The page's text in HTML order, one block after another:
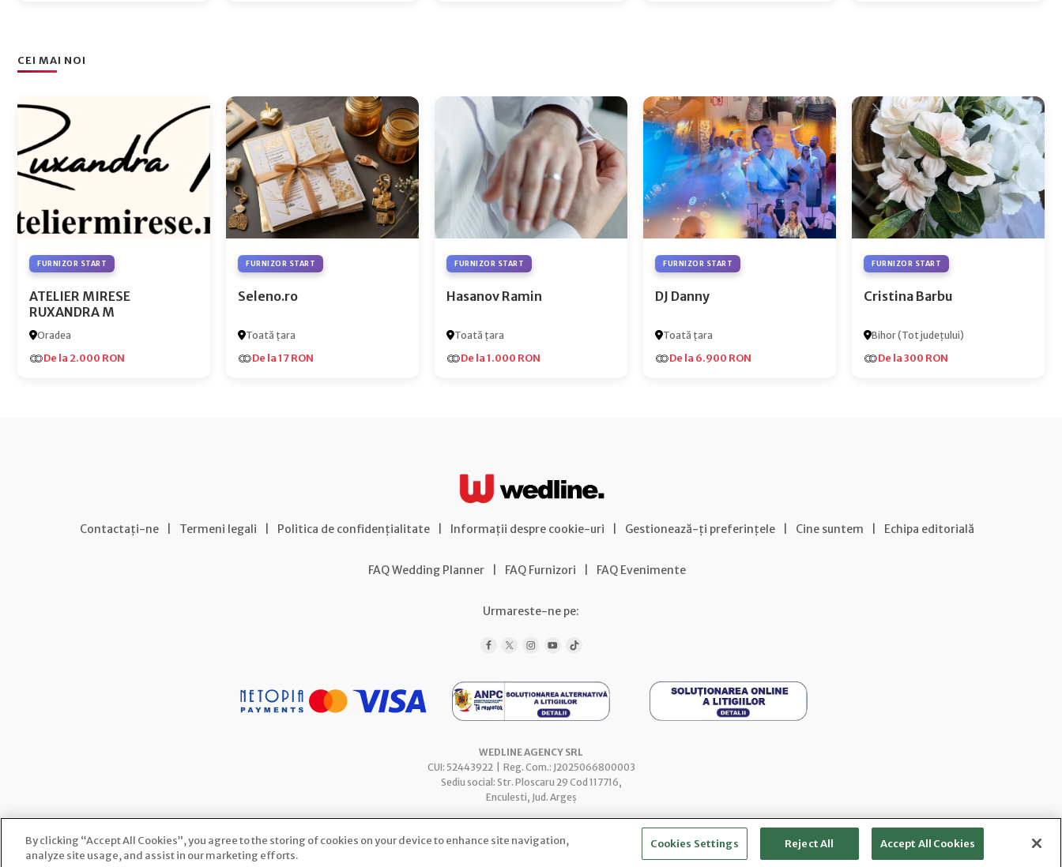
CEI MAI NOI
FURNIZOR START
ATELIER MIRESE
RUXANDRA M
Oradea
De la 2.000 RON
FURNIZOR START
Seleno.ro
Toată țara
De la 17 RON
FURNIZOR START
Hasanov Ramin
Toată țara
De la 1.000 RON
FURNIZOR START
DJ Danny
Toată țara
De la 6.900 RON
FURNIZOR START
Cristina Barbu
Bihor (Tot județului)
De la 300 RON
Contactați-ne Termeni legali Politica de confidențialitate Informații despre cookie-uri Gestionează-ți preferințele Cine suntem Echipa editorială
FAQ Wedding Planner FAQ Furnizori FAQ Evenimente
Urmareste-ne pe:
WEDLINE AGENCY SRL
CUI: 52443922 | Reg. Com.: J2025066800003
Sediu social: Str. Ploscaru 29 Cod 117716,
Enculesti, Jud. Argeș
By clicking “Accept All Cookies”, you agree to the storing of cookies on your device to enhance site navigation,
analyze site usage, and assist in our marketing efforts.
Cookies Settings Reject All Accept All Cookies